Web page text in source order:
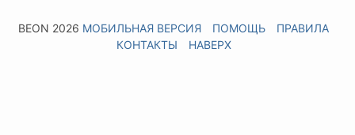
BEON 2026 МОБИЛЬНАЯ ВЕРСИЯ ПОМОЩЬ
ПРАВИЛА
КОНТАКТЫ
НАВЕРХ